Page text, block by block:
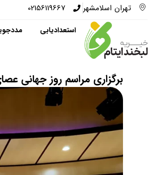
تهران اسلامشهر 02156119667
استعدادیابی
برگزاری مراسم روز جهانی